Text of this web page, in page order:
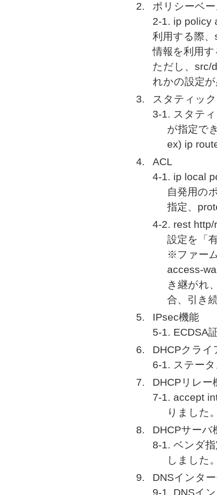
ポリシーベ
2-1. ip policy
利用する際
情報を利用
ただし、src/
れかの設定
スタティッ
3-1. スタテ
が指定で
ex) ip
ACL
4-1. ip local
自発用の
指定、
4-2. rest
設定を「
※ファー
access-
き継がれ
合、引き
IPsec機能
5-1. ECDSA
DHCPクライ
6-1. ステー
DHCPリレー
7-1. accept
りました
DHCPサーバ
8-1. ベンダ
しました
DNSインタ
9-1. DNSイ